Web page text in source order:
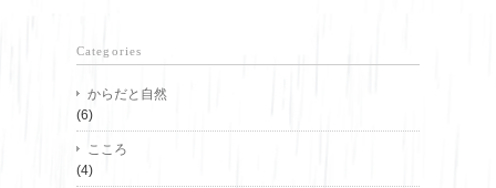
Categories
からだと自然
(6)
こころ
(4)